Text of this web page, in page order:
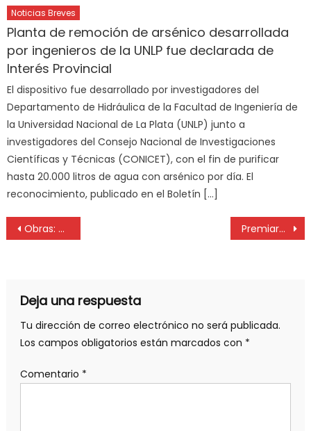
Noticias Breves
Planta de remoción de arsénico desarrollada
por ingenieros de la UNLP fue declarada de
Interés Provincial
El dispositivo fue desarrollado por investigadores del
Departamento de Hidráulica de la Facultad de Ingeniería de
la Universidad Nacional de La Plata (UNLP) junto a
investigadores del Consejo Nacional de Investigaciones
Científicas y Técnicas (CONICET), con el fin de purificar
hasta 20.000 litros de agua con arsénico por día. El
reconocimiento, publicado en el Boletín […]
Obras: plan de prevención de daños de Camuzzi Gas Pampeana Premiaron a tres odontólogas de la UNLP por el desarrollo de un tratamiento con cannabis medicinal
Deja una respuesta
Tu dirección de correo electrónico no será publicada.
Los campos obligatorios están marcados con *
Comentario *